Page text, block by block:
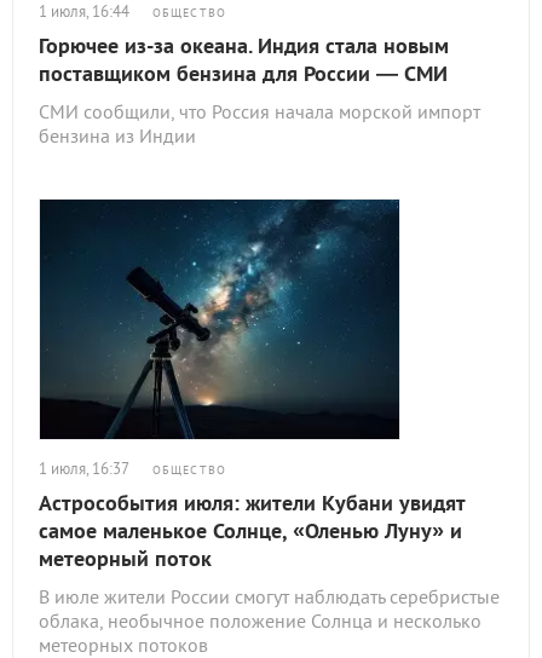
1 июля, 16:44 ОБЩЕСТВО
Горючее из-за океана. Индия стала новым
поставщиком бензина для России — СМИ
СМИ сообщили, что Россия начала морской импорт
бензина из Индии
1 июля, 16:37 ОБЩЕСТВО
Астрособытия июля: жители Кубани увидят
самое маленькое Солнце, «Оленью Луну» и
метеорный поток
В июле жители России смогут наблюдать серебристые
облака, необычное положение Солнца и несколько
метеорных потоков